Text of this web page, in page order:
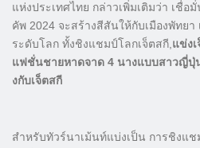
แห่งประเทศไทย กล่าวเพิ่มเติมว่า เชื่อ
คัพ 2024 จะสร้างสีสันให้กับเมืองพัทย
ระดับโลก ทั้งชิงแชมป์โลกเจ็ตสกี,แข่ง
แฟชั่นชายหาดจาด 4 นางแบบสาวญี่ปุ่
งกับเจ็ตสกี
สำหรับทัวร์นาเม้นท์แบ่งเป็น การชิงแ